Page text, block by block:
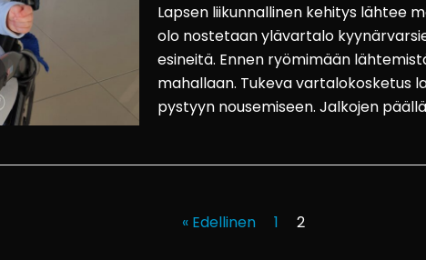
Lapsen liikunnallinen kehitys lähtee
olo nostetaan ylävartalo
esineitä. Ennen ryömimään
mahallaan. Tukeva vartalokosketus
pystyyn nousemiseen. Jalkojen
« Edellinen 1 2